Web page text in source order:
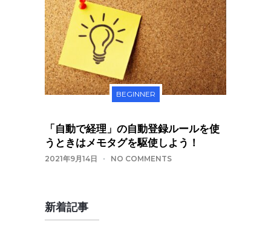
BEGINNER
「自動で経理」の自動登録ルールを使
うときはメモタグを駆使しよう！
2021年9月14日 NO COMMENTS
新着記事